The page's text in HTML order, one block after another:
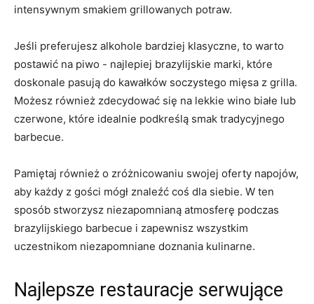
intensywnym smakiem grillowanych⁣ potraw.
Jeśli preferujesz alkohole bardziej klasyczne,‍ to warto
postawić na piwo -​ najlepiej brazylijskie ​marki, które
doskonale pasują do kawałków soczystego ‌mięsa z grilla.
Możesz również zdecydować się ​na⁣ lekkie wino białe lub
czerwone, które idealnie podkreślą smak tradycyjnego
barbecue.
Pamiętaj⁢ również o‌ zróżnicowaniu swojej oferty napojów,
aby każdy z gości mógł ‍znaleźć coś dla siebie. W ‍ten
sposób stworzysz niezapomnianą atmosferę podczas
brazylijskiego barbecue i zapewnisz wszystkim
uczestnikom niezapomniane doznania kulinarne.
Najlepsze restauracje serwujące